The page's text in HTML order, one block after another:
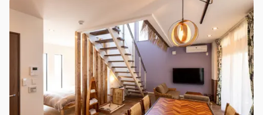
手持ち花火OK
お子さま歓迎
アメニティ